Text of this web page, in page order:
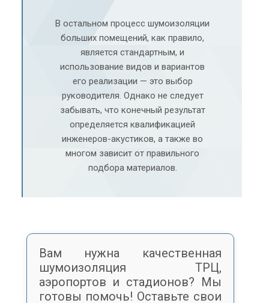
В остальном процесс шумоизоляции
больших помещений, как правило,
является стандартным, и
использование видов и вариантов
его реализации — это выбор
руководителя. Однако не следует
забывать, что конечный результат
определяется квалификацией
инженеров-акустиков, а также во
многом зависит от правильного
подбора материалов.
Вам нужна качественная
шумоизоляция ТРЦ,
аэропортов и стадионов? Мы
готовы помочь! Оставьте свои